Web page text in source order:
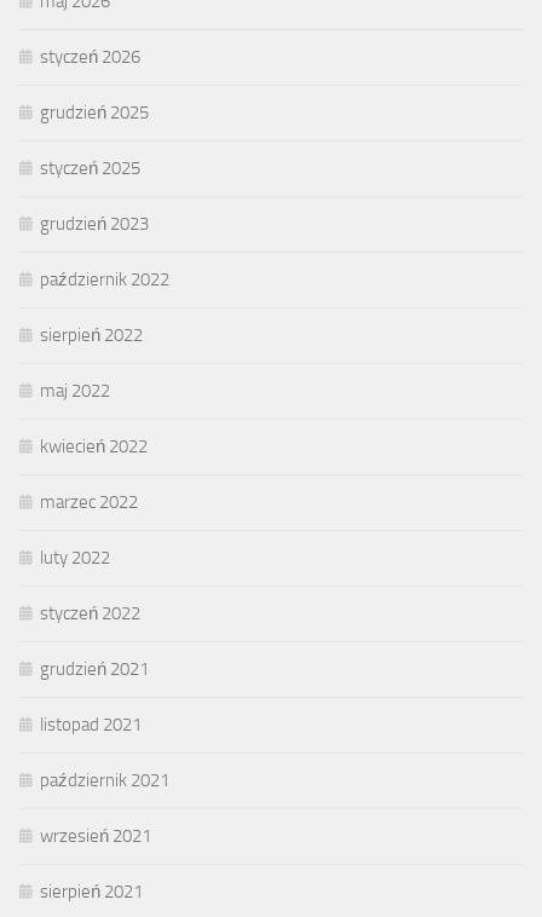
styczeń 2026
grudzień 2025
styczeń 2025
grudzień 2023
październik 2022
sierpień 2022
maj 2022
kwiecień 2022
marzec 2022
luty 2022
styczeń 2022
grudzień 2021
listopad 2021
październik 2021
wrzesień 2021
sierpień 2021